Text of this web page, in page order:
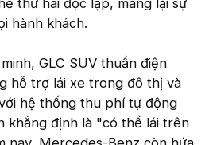
hành khách.
GLC SUV thuần điện
hỗ trợ lái xe trong đô thị và
hệ thống thu phí tự động
khẳng định là "có thể lái trên